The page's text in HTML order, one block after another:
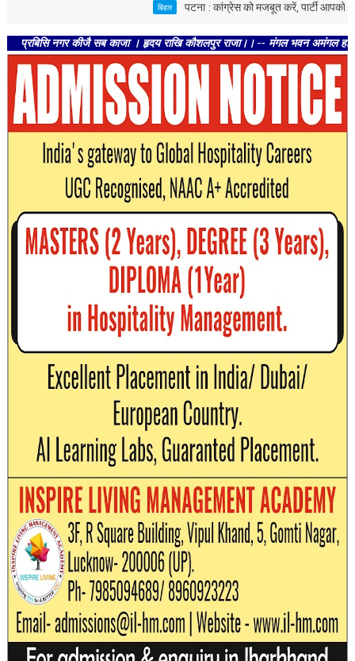
पटना : कांग्रेस को मजबूत करें, पार्टी आपको मजबूत
नगर कीजै सब काजा । हृदय राखि कौशलपुर राजा।। -- मंगल भवन अमंगल हारी। द्रवहु